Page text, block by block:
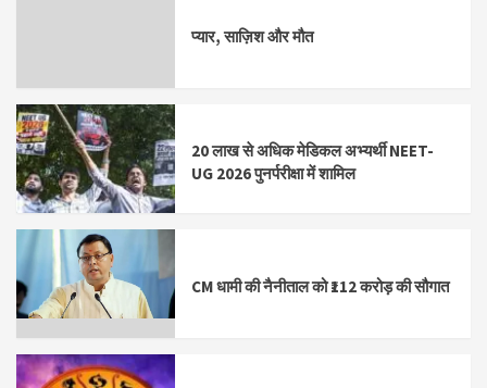
प्यार, साज़िश और मौत
20 लाख से अधिक मेडिकल अभ्यर्थी NEET-
UG 2026 पुनर्परीक्षा में शामिल
CM धामी की नैनीताल को ₹112 करोड़ की सौगात